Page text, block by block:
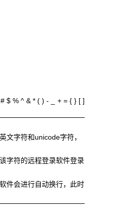
$ % ^ & * ( ) - _ + = { } [ ]
字符和unicode字符，
字符的远程登录软件登录
件会进行自动换行，此时